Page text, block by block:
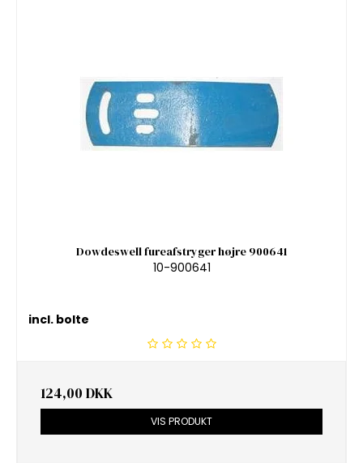
Dowdeswell fureafstryger højre 900641
10-900641
incl. bolte
124,00 DKK
VIS PRODUKT